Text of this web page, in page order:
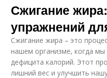
Сжигание
упражнений
Сжигание жира – это
нашем организме, когда мы
дефицита калорий. Этот
лишний вес и улучшить